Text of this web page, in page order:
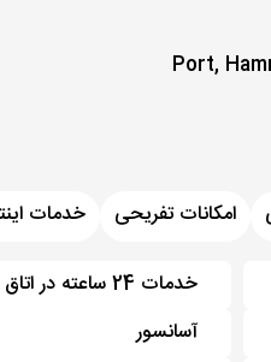
Port,
امکانات تفریحی خدمات
خدمات 24 ساعته در اتاق
آسانسور